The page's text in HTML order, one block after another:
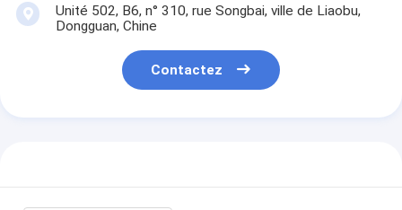
Unité 502, B6, n° 310, rue Songbai, ville de Liaobu,
Dongguan, Chine
Contactez